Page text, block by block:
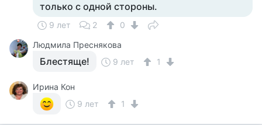
только с одной стороны.
9 лет 2
0
Людмила Преснякова
Блестяще! 9 лет 1
Ирина Кон
9 лет
1